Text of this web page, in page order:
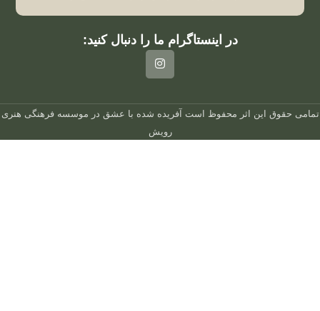
در اینستاگرام ما را دنبال کنید:
تمامی حقوق این اثر محفوظ است آفریده شده با عشق در موسسه فرهنگی هنری
رویش